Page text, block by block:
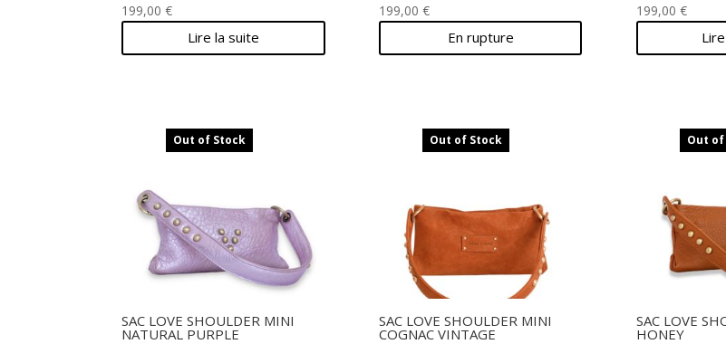
199,00€
Lire la suite
199,00 €
En rupture
199,00 €
Out of Stock
SAC LOVE SHOULDER MINI
NATURAL PURPLE
Out of Stock
SAC LOVE SHOULDER MINI
COGNAC VINTAGE
Out
SAC LOVE
HONEY